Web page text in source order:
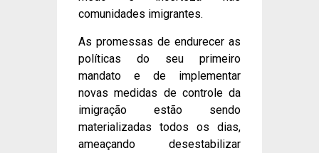
comunidades imigrantes.
As promessas de endurecer as
políticas do seu primeiro
mandato e de implementar
novas medidas de controle da
imigração estão sendo
materializadas todos os dias,
ameaçando desestabilizar